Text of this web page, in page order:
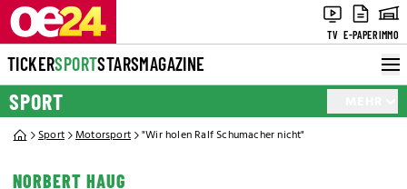
TV E-PAPERIMMO
TICKERSPORTSTARSMAGAZINE
SPORT
Sport Motorsport "Wir holen Ralf Schumacher nicht"
NORBERT HAUG